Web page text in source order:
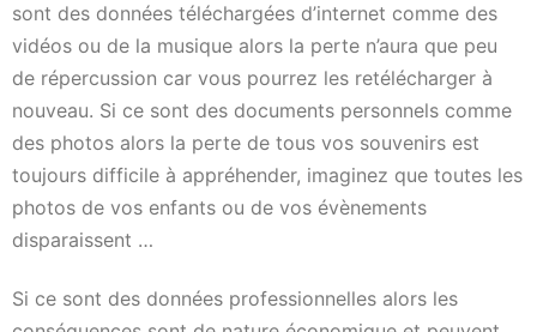
sont des données téléchargées d’internet comme des
vidéos ou de la musique alors la perte n’aura que peu
de répercussion car vous pourrez les retélécharger à
nouveau. Si ce sont des documents personnels comme
des photos alors la perte de tous vos souvenirs est
toujours difficile à appréhender, imaginez que toutes les
photos de vos enfants ou de vos évènements
disparaissent …
Si ce sont des données professionnelles alors les